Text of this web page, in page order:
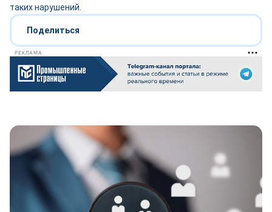
таких нарушений.
Поделиться
РЕКЛАМА